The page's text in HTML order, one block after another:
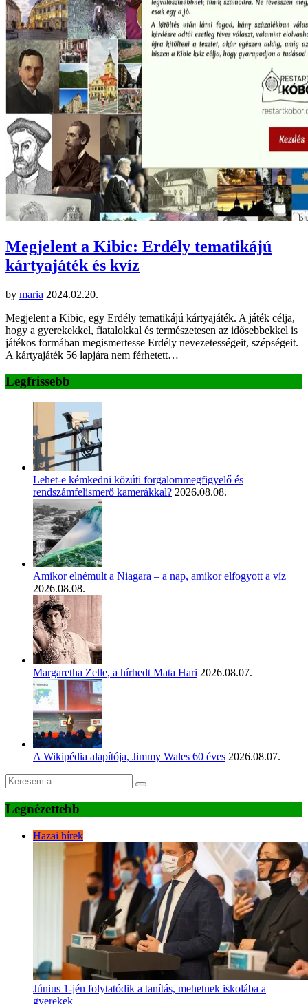
Megjelent a Kibic: Erdély tematikájú
kártyajáték és kvíz
by maria 2024.02.20.
Megjelent a Kibic, egy Erdély tematikájú kártyajáték. A játék célja,
hogy a gyerekekkel, fiatalokkal és természetesen az idősebbekkel is
játékos formában megismertesse Erdély nevezetességeit, szépségeit.
A kártyajáték 56 lapjára nem férhetett…
Legfrissebb
Lehet-e kémkedni közúti forgalommegfigyelő és
rendszámfelismerő kamerákkal? 2026.08.08.
Amikor elnémult a Niagara – a nap, amikor elfogyott a víz
2026.08.08.
Margaretha Zelle, a hírhedt Mata Hari 2026.08.07.
A Wikipédia alapítója, Jimmy Wales 60 éves 2026.08.07.
Legnézettebb
Hazai hírek
Június 1-jén folytatódik a tanítás, mehetnek iskolába a
gyerekek